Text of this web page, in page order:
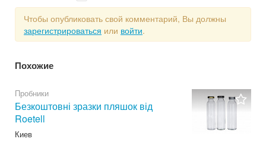
Чтобы опубликовать свой комментарий, Вы должны
зарегистрироваться или войти.
Похожие
Пробники
Безкоштовні зразки пляшок від
Roetell
Киев